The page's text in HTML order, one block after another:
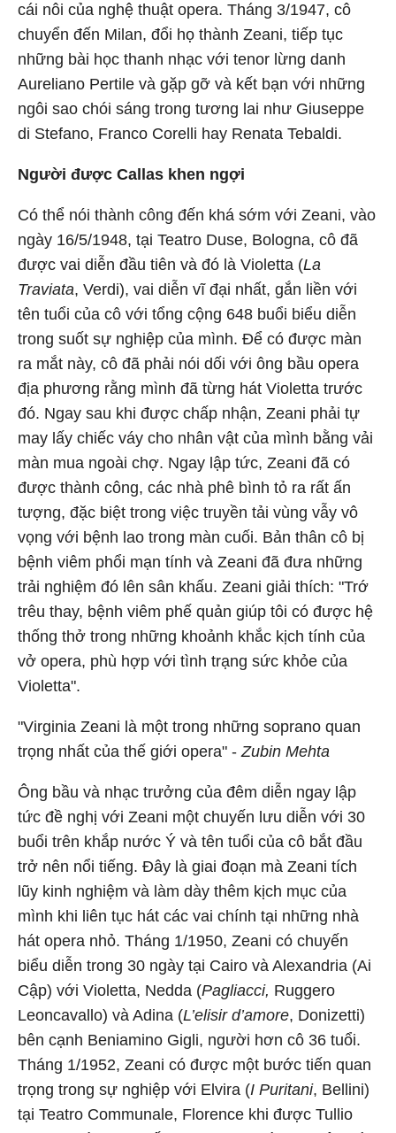
cái nôi của nghệ thuật opera. Tháng 3/1947, cô
chuyển đến Milan, đổi họ thành Zeani, tiếp tục
những bài học thanh nhạc với tenor lừng danh
Aureliano Pertile và gặp gỡ và kết bạn với những
ngôi sao chói sáng trong tương lai như Giuseppe
di Stefano, Franco Corelli hay Renata Tebaldi.
Người được Callas khen ngợi
Có thể nói thành công đến khá sớm với Zeani, vào
ngày 16/5/1948, tại Teatro Duse, Bologna, cô đã
được vai diễn đầu tiên và đó là Violetta (La
Traviata, Verdi), vai diễn vĩ đại nhất, gắn liền với
tên tuổi của cô với tổng cộng 648 buổi biểu diễn
trong suốt sự nghiệp của mình. Để có được màn
ra mắt này, cô đã phải nói dối với ông bầu opera
địa phương rằng mình đã từng hát Violetta trước
đó. Ngay sau khi được chấp nhận, Zeani phải tự
may lấy chiếc váy cho nhân vật của mình bằng vải
màn mua ngoài chợ. Ngay lập tức, Zeani đã có
được thành công, các nhà phê bình tỏ ra rất ấn
tượng, đặc biệt trong việc truyền tải vùng vẫy vô
vọng với bệnh lao trong màn cuối. Bản thân cô bị
bệnh viêm phổi mạn tính và Zeani đã đưa những
trải nghiệm đó lên sân khấu. Zeani giải thích: "Trớ
trêu thay, bệnh viêm phế quản giúp tôi có được hệ
thống thở trong những khoảnh khắc kịch tính của
vở opera, phù hợp với tình trạng sức khỏe của
Violetta".
"Virginia Zeani là một trong những soprano quan
trọng nhất của thế giới opera" -Zubin Mehta
Ông bầu và nhạc trưởng của đêm diễn ngay lập
tức đề nghị với Zeani một chuyến lưu diễn với 30
buổi trên khắp nước Ý và tên tuổi của cô bắt đầu
trở nên nổi tiếng. Đây là giai đoạn mà Zeani tích
lũy kinh nghiệm và làm dày thêm kịch mục của
mình khi liên tục hát các vai chính tại những nhà
hát opera nhỏ. Tháng 1/1950, Zeani có chuyến
biểu diễn trong 30 ngày tại Cairo và Alexandria (Ai
Cập) với Violetta, Nedda (Pagliacci, Ruggero
Leoncavallo) và Adina (L’elisir d’amore, Donizetti)
bên cạnh Beniamino Gigli, người hơn cô 36 tuổi.
Tháng 1/1952, Zeani có được một bước tiến quan
trọng trong sự nghiệp với Elvira (I Puritani, Bellini)
tại Teatro Communale, Florence khi được Tullio